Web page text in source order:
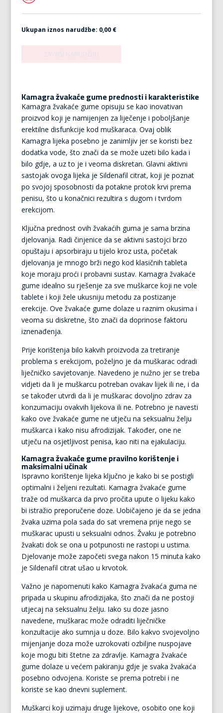
Ukupan iznos narudžbe: 0,00 €
Kamagra žvakaće gume prednosti i karakteristike
Kamagra žvakaće gume opisuju se kao inovativan
proizvod koji je namijenjen za liječenje i poboljšanje
erektilne disfunkcije kod muškaraca. Ovaj oblik
Kamagra lijeka posebno je zanimljiv jer se koristi bez
dodatka vode, što znači da se može uzeti bilo kada i
bilo gdje, a uz to je i veoma diskretan. Glavni aktivni
sastojak ovoga lijeka je Sildenafil citrat, koji je poznat
po svojoj sposobnosti da potakne protok krvi prema
penisu, što u konačnici rezultira s dugom i tvrdom
erekcijom.
Ključna prednost ovih žvakaćih guma je sama brzina
djelovanja. Radi činjenice da se aktivni sastojci brzo
opuštaju i apsorbiraju u tijelo kroz usta, početak
djelovanja je mnogo brži nego kod klasičnih tableta
koje moraju proći i probavni sustav. Kamagra žvakaće
gume idealno su rješenje za sve muškarce koji ne vole
tablete i koji žele ukusniju metodu za postizanje
erekcije. Ove žvakaće gume dolaze u raznim okusima i
veoma su diskretne, što znači da doprinose faktoru
iznenađenja.
Prije korištenja bilo kakvih proizvoda za tretiranje
problema s erekcijom, poželjno je da muškarac odradi
liječničko savjetovanje. Navedeno je nužno jer se treba
vidjeti da li je muškarcu potreban ovakav lijek ili ne, i da
se također utvrdi da li je muškarac dovoljno zdrav za
konzumaciju ovakvih lijekova ili ne. Potrebno je navesti
kako ove žvakaće gume ne utječu na seksualnu želju
muškarca i kako nisu afrodizijak. Također, one ne
utječu na osjetljivost penisa, kao niti na ejakulaciju.
Kamagra žvakaće gume pravilno korištenje i
maksimalni učinak
Ispravno korištenje lijeka ključno je kako bi se postigli
optimalni i željeni rezultati. Kamagra žvakaće gume
traže od muškarca da prvo pročita upute o lijeku kako
bi istražio preporučene doze. Uobičajeno je da se jedna
žvaka uzima pola sada do sat vremena prije nego se
muškarac upusti u seksualni odnos. Žvaku je potrebno
žvakati dok se ona u potpunosti ne rastopi u ustima.
Djelovanje može započeti svega nakon 15 minuta kako
je Sildenafil citrat ušao u krvotok.
Važno je napomenuti kako Kamagra žvakaća guma ne
pripada u skupinu afrodizijaka, što znači da ne postoji
utjecaj na seksualnu želju. Iako su doze jasno
navedene, muškarac može odraditi liječničke
konzultacije ako sumnja u doze. Bilo kakvo svojevoljno
mijenjanje doza može uzrokovati ozbiljne nuspojave
koje mogu biti štetne za zdravlje. Kamagra žvakaće
gume dolaze u većem pakiranju gdje je svaka žvakaća
posebno odvojena. Koriste se prema potrebi i ne
koriste se kao dnevni suplement.
Muškarci koji uzimaju druge lijekove, osobito one koji